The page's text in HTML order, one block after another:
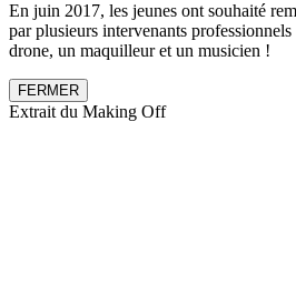
En juin 2017, les jeunes ont souhaité
par plusieurs intervenants
drone, un maquilleur et un musicien !
FERMER
Extrait du Making Off